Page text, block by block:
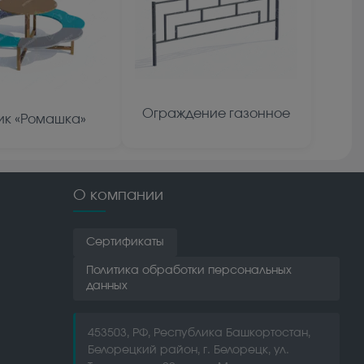
«Ромашка» Ограждение газонное
О компании
Сертификаты
Политика обработки персональных
данных
453503, РФ, Республика Башкортостан,
Белорецкий район, г. Белорецк, ул.